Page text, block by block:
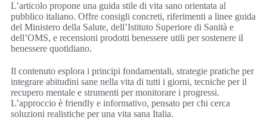
L’articolo propone una guida stile di vita sano orientata al
pubblico italiano. Offre consigli concreti, riferimenti a linee guida
del Ministero della Salute, dell’Istituto Superiore di Sanità e
dell’OMS, e recensioni prodotti benessere utili per sostenere il
benessere quotidiano.
Il contenuto esplora i principi fondamentali, strategie pratiche per
integrare abitudini sane nella vita di tutti i giorni, tecniche per il
recupero mentale e strumenti per monitorare i progressi.
L’approccio è friendly e informativo, pensato per chi cerca
soluzioni realistiche per una vita sana Italia.